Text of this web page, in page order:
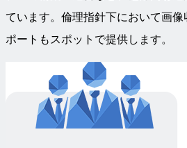
ています。倫理指針下において画
ポートもスポットで提供します。